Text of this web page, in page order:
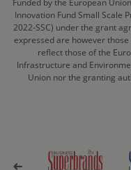
Funded by the European
Innovation Fund Small Scale
2022-SSC) under the grant
expressed are however
reflect those of the
Infrastructure and
Union nor the granting